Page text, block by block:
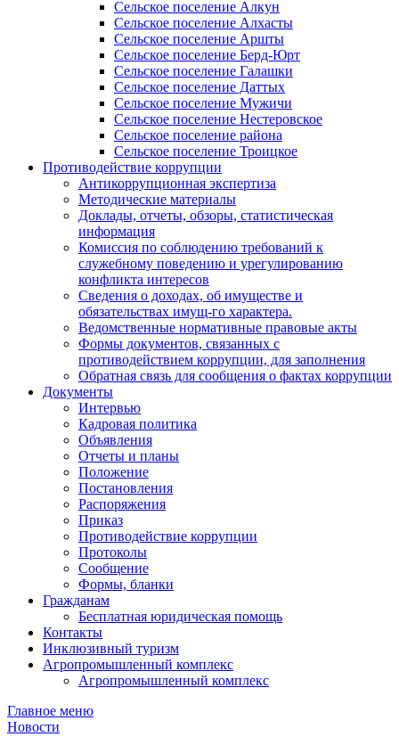
Сельское поселение Алкун
Сельское поселение Алхасты
Сельское поселение Аршты
Сельское поселение Берд-Юрт
Сельское поселение Галашки
Сельское поселение Даттых
Сельское поселение Мужичи
Сельское поселение Нестеровское
Сельское поселение района
Сельское поселение Троицкое
Противодействие коррупции
Антикоррупционная экспертиза
Методические материалы
Доклады, отчеты, обзоры, статистическая
информация
Комиссия по соблюдению требований к
служебному поведению и урегулированию
конфликта интересов
Сведения о доходах, об имуществе и
обязательствах имущ-го характера.
Ведомственные нормативные правовые акты
Формы документов, связанных с
противодействием коррупции, для заполнения
Обратная связь для сообщения о фактах коррупции
Документы
Интервью
Кадровая политика
Объявления
Отчеты и планы
Положение
Постановления
Распоряжения
Приказ
Противодействие коррупции
Протоколы
Сообщение
Формы, бланки
Гражданам
Бесплатная юридическая помощь
Контакты
Инклюзивный туризм
Агропромышленный комплекс
Агропромышленный комплекс
Главное меню
Новости